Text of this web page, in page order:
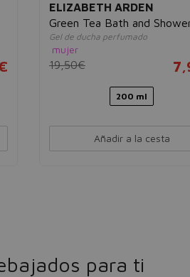
ELIZABETH ARDEN
Green Tea Bath and
Gel de ducha perfumado
mujer
19,50€
200 ml
Añadir a la cesta
para ti